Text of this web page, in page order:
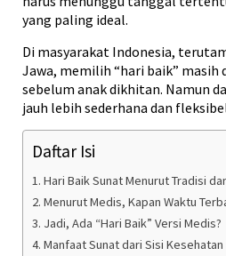
yang paling ideal.
Di masyarakat Indonesia,
Jawa, memilih “hari baik” masih
sebelum anak dikhitan. Namun
jauh lebih sederhana dan
Daftar Isi
Hari Baik Sunat Menurut Tradisi
Menurut Medis, Kapan Waktu
Jadi, Ada “Hari Baik” Versi Medis?
Manfaat Sunat dari Sisi Kesehatan